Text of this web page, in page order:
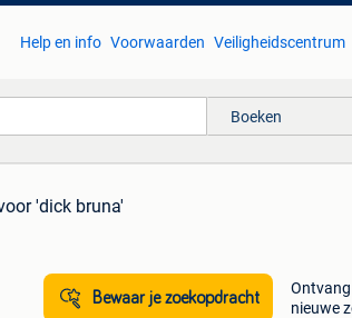
Help en info Voorwaarden Veiligheidscentrum
Boeken
'dick bruna'
Bewaar je zoekopdracht
nieuwe